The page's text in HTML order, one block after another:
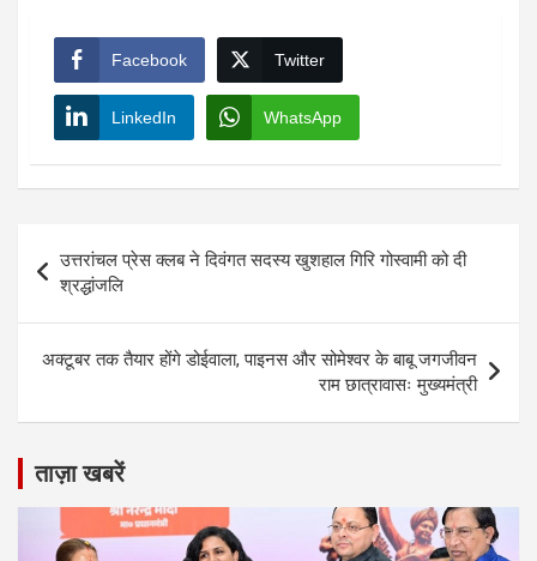
Facebook Twitter
LinkedIn WhatsApp
navigation
उत्तरांचल प्रेस क्लब ने दिवंगत सदस्य खुशहाल गिरि गोस्वामी को दी
श्रद्धांजलि
अक्टूबर तक तैयार होंगे डोईवाला, पाइनस और सोमेश्वर के बाबू जगजीवन
राम छात्रावासः मुख्यमंत्री
ताज़ा खबरें